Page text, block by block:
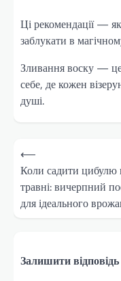
Ці рекомендації —
заблукати в
Зливання воску —
себе, де кожен
душі.
Навігація
записів
⟵
Коли садити цибулю
травні: вичерпний
для ідеального
Залишити відповідь